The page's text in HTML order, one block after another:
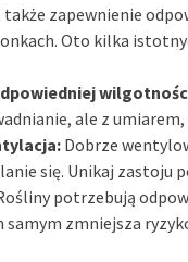
zapewnienie
Oto kilka
ale z
Dobrze
się. Unikaj zastoju
potrzebują
samym zmniejsza